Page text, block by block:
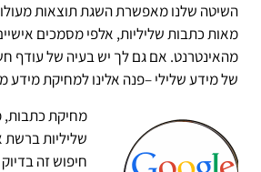
השיטה שלנו מאפשרת השגת תוצאות
מאות כתבות שליליות, אלפי מסמכים
מהאינטרנט. אם גם לך יש בעיה של עודף
של מידע שלילי –פנה אלינו למחיקת מידע
מחיקת
שליליות
חיפוש זה